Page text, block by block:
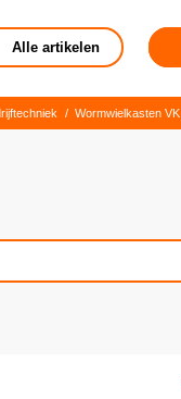
Alle artikelen
/ Wormwielkasten VK